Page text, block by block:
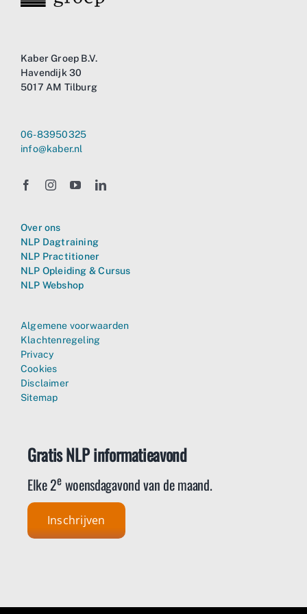
Kaber Groep B.V.
Havendijk 30
5017 AM Tilburg
06-83950325
info@kaber.nl
Over ons
NLP Dagtraining
NLP Practitioner
NLP Opleiding & Cursus
NLP Webshop
Algemene voorwaarden
Klachtenregeling
Privacy
Cookies
Disclaimer
Sitemap
Gratis NLP informatieavond
Elke 2ewoensdagavond van de maand.
Inschrijven